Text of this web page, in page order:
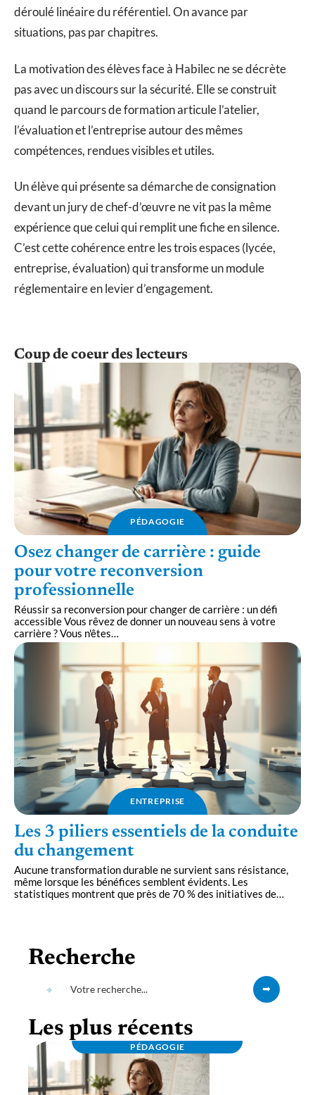
déroulé linéaire du référentiel. On avance par
situations, pas par chapitres.
La motivation des élèves face à Habilec ne se décrète
pas avec un discours sur la sécurité. Elle se construit
quand le parcours de formation articule l’atelier,
l’évaluation et l’entreprise autour des mêmes
compétences, rendues visibles et utiles.
Un élève qui présente sa démarche de consignation
devant un jury de chef-d’œuvre ne vit pas la même
expérience que celui qui remplit une fiche en silence.
C’est cette cohérence entre les trois espaces (lycée,
entreprise, évaluation) qui transforme un module
réglementaire en levier d’engagement.
Coup de coeur des lecteurs
PÉDAGOGIE
Osez changer de carrière : guide
pour votre reconversion
professionnelle
Réussir sa reconversion pour changer de carrière : un défi
accessible Vous rêvez de donner un nouveau sens à votre
carrière ? Vous n'êtes…
ENTREPRISE
Les 3 piliers essentiels de la conduite
du changement
Aucune transformation durable ne survient sans résistance,
même lorsque les bénéfices semblent évidents. Les
statistiques montrent que près de 70 % des initiatives de…
Recherche
Les plus récents
PÉDAGOGIE